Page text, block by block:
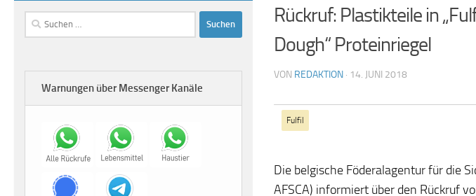
Rückruf: Plastikteile in
Dough“ Proteinriegel
VON REDAKTION · 14. JUNI 2018
Fulfil
Die belgische Föderalagentur für die
AFSCA) informiert über den Rückruf
Suchen
nach:
Warnungen über Messenger Kanäle